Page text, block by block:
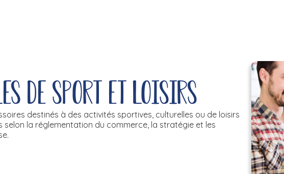
de sport et loisirs
destinés à des activités sportives, culturelles ou de loisirs
selon la réglementation du commerce, la stratégie et les